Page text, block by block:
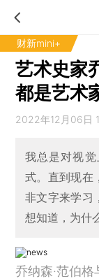
财新mini+
艺术史家
都是艺术
2022年12月06日
我总是对视
式。直到现在
非文字来学习
想知道，为什
乔纳森·范伯